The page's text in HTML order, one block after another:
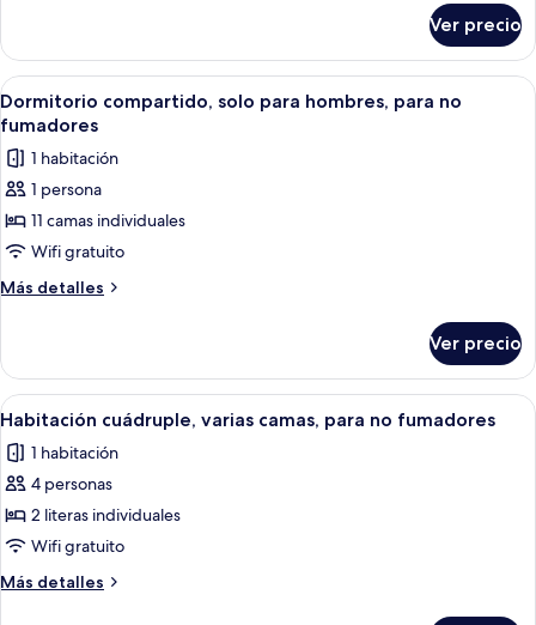
para
no
fumadores
compartido,
solo
para
mujeres,
no
fumadores
Ver precio
Abrir
todas
las
fotos
de
Dormitorio
compartido,
solo
para
no
fumadores
Un dormitorio moderno con
2
Dormitorio compartido, solo para hombres, para no
fumadores
1 habitación
1 persona
11 camas individuales
Wifi gratuito
Más detalles
Más
compartido,
solo
para
para
no
Ver precio
Abrir
todas
las
fotos
de
Habitación
cuádruple,
varias
Una habitación moderna de varios
2
Habitación cuádruple, varias camas, para no fumadores
1 habitación
4 personas
2 literas individuales
Wifi gratuito
Más detalles
Más